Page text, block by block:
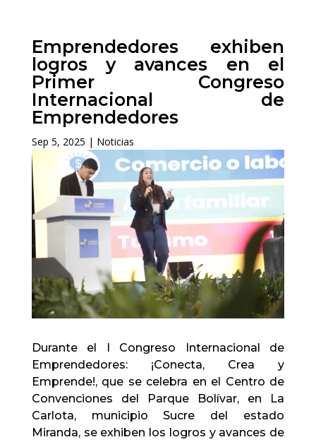
Emprendedores exhiben
logros y avances en el
Primer Congreso
Internacional de
Emprendedores
Sep 5, 2025 | Noticias
Durante el I Congreso Internacional de
Emprendedores: ¡Conecta, Crea y
Emprende!, que se celebra en el Centro de
Convenciones del Parque Bolívar, en La
Carlota, municipio Sucre del estado
Miranda, se exhiben los logros y avances de